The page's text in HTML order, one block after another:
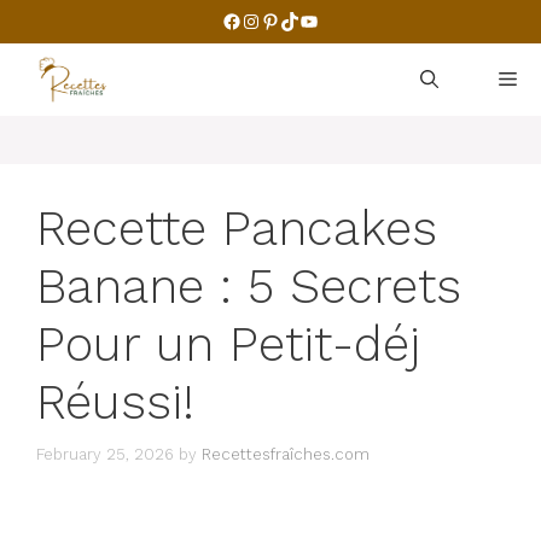
to
content
Facebook
Instagram
Pinterest
TikTok
YouTube
Recette Pancakes
Banane : 5 Secrets
Pour un Petit-déj
Réussi!
February 25, 2026 by Recettesfraîches.com